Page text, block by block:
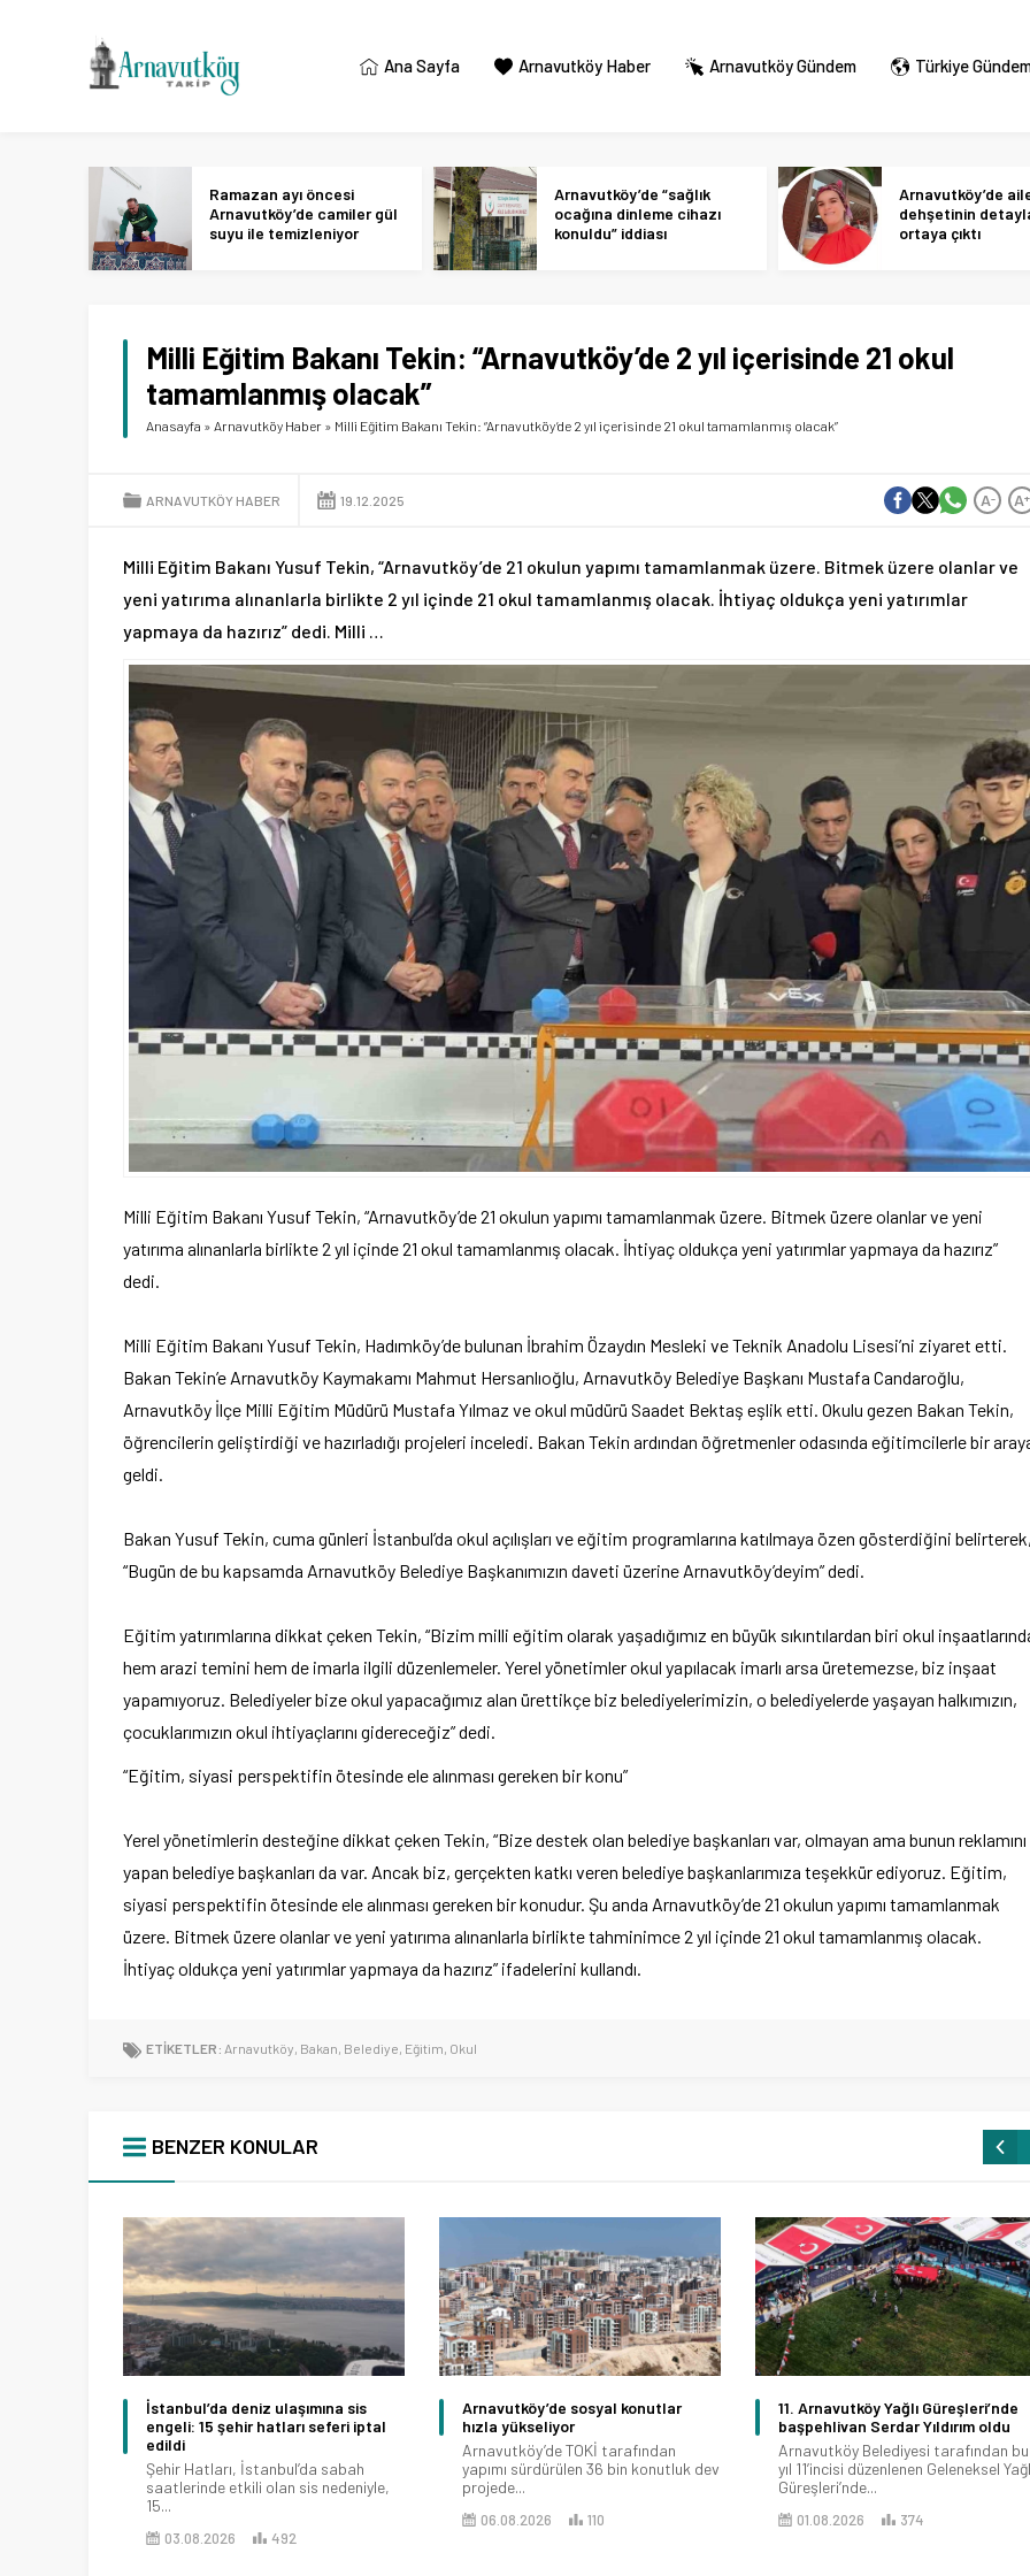
Ana Sayfa Arnavutköy Haber Arnavutköy Gündem Türkiye
Ramazan ayı öncesi
Arnavutköy’de camiler gül
suyu ile temizleniyor
Arnavutköy’de “sağlık
ocağına dinleme cihazı
konuldu” iddiası
Arnavutköy’de
dehşetinin
ortaya çıktı
Milli Eğitim Bakanı Tekin: “Arnavutköy’de 2 yıl içerisinde 21 okul
tamamlanmış olacak”
Anasayfa » Arnavutköy Haber » Milli Eğitim Bakanı Tekin: “Arnavutköy’de 2 yıl içerisinde 21 okul tamamlanmış olacak”
ARNAVUTKÖY HABER 19.12.2025 A+
A-
Milli Eğitim Bakanı Yusuf Tekin, “Arnavutköy’de 21 okulun yapımı tamamlanmak üzere. Bitmek üzere olanlar ve
yeni yatırıma alınanlarla birlikte 2 yıl içinde 21 okul tamamlanmış olacak. İhtiyaç oldukça yeni yatırımlar
yapmaya da hazırız” dedi. Milli …
Milli Eğitim Bakanı Yusuf Tekin, “Arnavutköy’de 21 okulun yapımı tamamlanmak üzere. Bitmek üzere olanlar ve yeni
yatırıma alınanlarla birlikte 2 yıl içinde 21 okul tamamlanmış olacak. İhtiyaç oldukça yeni yatırımlar yapmaya da hazırız”
dedi.
Milli Eğitim Bakanı Yusuf Tekin, Hadımköy’de bulunan İbrahim Özaydın Mesleki ve Teknik Anadolu Lisesi’ni ziyaret etti.
Bakan Tekin’e Arnavutköy Kaymakamı Mahmut Hersanlıoğlu, Arnavutköy Belediye Başkanı Mustafa Candaroğlu,
Arnavutköy İlçe Milli Eğitim Müdürü Mustafa Yılmaz ve okul müdürü Saadet Bektaş eşlik etti. Okulu gezen Bakan Tekin,
öğrencilerin geliştirdiği ve hazırladığı projeleri inceledi. Bakan Tekin ardından öğretmenler odasında eğitimcilerle bir
geldi.
Bakan Yusuf Tekin, cuma günleri İstanbul’da okul açılışları ve eğitim programlarına katılmaya özen gösterdiğini
“Bugün de bu kapsamda Arnavutköy Belediye Başkanımızın daveti üzerine Arnavutköy’deyim” dedi.
Eğitim yatırımlarına dikkat çeken Tekin, “Bizim milli eğitim olarak yaşadığımız en büyük sıkıntılardan biri okul
hem arazi temini hem de imarla ilgili düzenlemeler. Yerel yönetimler okul yapılacak imarlı arsa üretemezse, biz inşaat
yapamıyoruz. Belediyeler bize okul yapacağımız alan ürettikçe biz belediyelerimizin, o belediyelerde yaşayan halkımızın,
çocuklarımızın okul ihtiyaçlarını gidereceğiz” dedi.
“Eğitim, siyasi perspektifin ötesinde ele alınması gereken bir konu”
Yerel yönetimlerin desteğine dikkat çeken Tekin, “Bize destek olan belediye başkanları var, olmayan ama bunun reklamını
yapan belediye başkanları da var. Ancak biz, gerçekten katkı veren belediye başkanlarımıza teşekkür ediyoruz. Eğitim,
siyasi perspektifin ötesinde ele alınması gereken bir konudur. Şu anda Arnavutköy’de 21 okulun yapımı tamamlanmak
üzere. Bitmek üzere olanlar ve yeni yatırıma alınanlarla birlikte tahminimce 2 yıl içinde 21 okul tamamlanmış olacak.
İhtiyaç oldukça yeni yatırımlar yapmaya da hazırız” ifadelerini kullandı.
ETİKETLER: Arnavutköy, Bakan, Belediye, Eğitim, Okul
BENZER KONULAR
İstanbul’da deniz ulaşımına sis
engeli: 15 şehir hatları seferi iptal
edildi
Şehir Hatları, İstanbul’da sabah
saatlerinde etkili olan sis nedeniyle,
15...
03.08.2026 492
Arnavutköy’de sosyal konutlar
hızla yükseliyor
Arnavutköy’de TOKİ tarafından
yapımı sürdürülen 36 bin konutluk dev
projede...
06.08.2026 110
11. Arnavutköy Yağlı Güreşleri’nde
başpehlivan Serdar Yıldırım oldu
Arnavutköy Belediyesi tarafından bu
yıl 11’incisi düzenlenen Geleneksel
Güreşleri’nde...
01.08.2026 374